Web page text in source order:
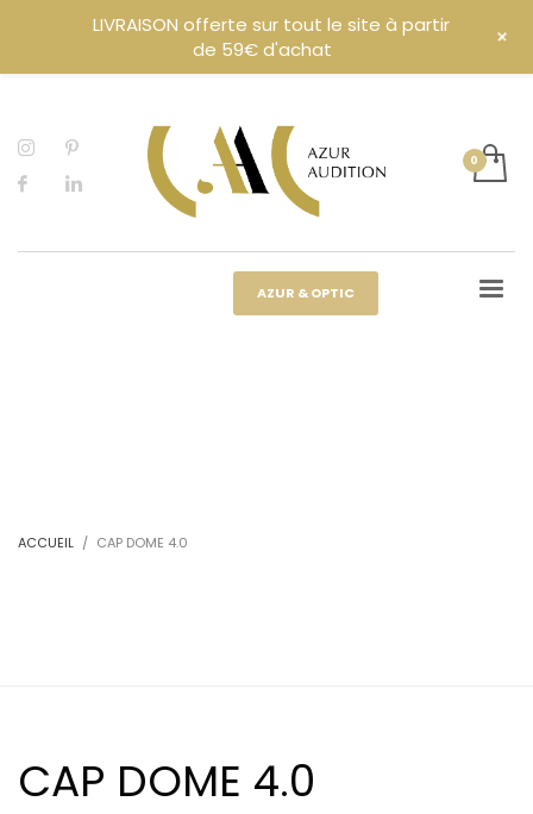
AZUR & OPTIC
ACCUEIL CAP DOME 4.0
CAP DOME 4.0
LIVRAISON offerte sur tout le site à partir
de 59€ d'achat
+